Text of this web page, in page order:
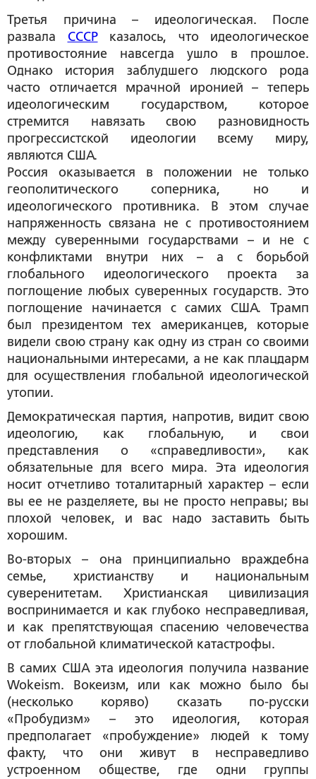
Третья причина – идеологическая. После
развала СССРказалось, что идеологическое
противостояние навсегда ушло в прошлое.
Однако история заблудшего людского рода
часто отличается мрачной иронией – теперь
идеологическим государством, которое
стремится навязать свою разновидность
прогрессистской идеологии всему миру,
являются США.
Россия оказывается в положении не только
геополитического соперника, но и
идеологического противника. В этом случае
напряженность связана не с противостоянием
между суверенными государствами – и не с
конфликтами внутри них – а с борьбой
глобального идеологического проекта за
поглощение любых суверенных государств. Это
поглощение начинается с самих США. Трамп
был президентом тех американцев, которые
видели свою страну как одну из стран со своими
национальными интересами, а не как плацдарм
для осуществления глобальной идеологической
утопии.
Демократическая партия, напротив, видит свою
идеологию, как глобальную, и свои
представления о «справедливости», как
обязательные для всего мира. Эта идеология
носит отчетливо тоталитарный характер – если
вы ее не разделяете, вы не просто неправы; вы
плохой человек, и вас надо заставить быть
хорошим.
Во-вторых – она принципиально враждебна
семье, христианству и национальным
суверенитетам. Христианская цивилизация
воспринимается и как глубоко несправедливая,
и как препятствующая спасению человечества
от глобальной климатической катастрофы.
В самих США эта идеология получила название
Wokeism. Вокеизм, или как можно было бы
(несколько коряво) сказать по-русски
«Пробудизм» – это идеология, которая
предполагает «пробуждение» людей к тому
факту, что они живут в несправедливо
устроенном обществе, где одни группы